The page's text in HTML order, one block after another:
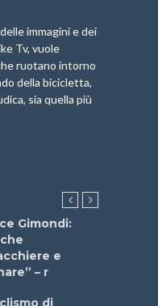
immagini e dei
Tv, vuole
ruotano intorno
della bicicletta,
sia quella più
Gimondi:
e
– r
di